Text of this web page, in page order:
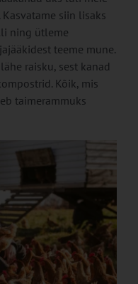
Kasvatame siin lisaks
ning ütleme
teeme mune.
raisku, sest kanad
Kõik, mis
taimerammuks